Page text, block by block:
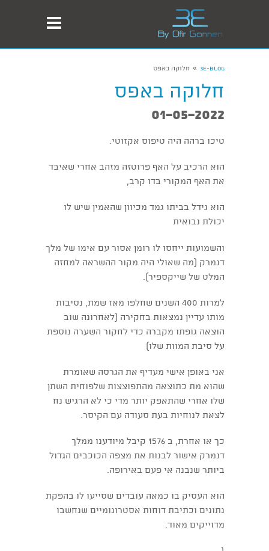
3E-Blog
» חלוקה באפס
חלוקה באפס
01-05-2022
טיכו ברהה היה טיפוס אקזוטי.
הוא הרכיב על האף פרוטזה מזהב אחרי שאיבד
את האף המקורי בדו קרב,
הוא גידל בביתו גמד מכיוון שהאמין שיש לו
יכולת נבואית
והשמועות ייחסו לו רומן אסור עם אימו של מלך
דנמרק (מה שאולי היה מקור ההשראה למחזה
המלט של שייקספיר).
למרות 400 השנים שחלפו מאז שמת, נסיבות
מותו עדיין נמצאות בחקירה (לאחרונה שוב
הוצאה גופתו מקברה כדי לחקור השערה נוספת
על סיבת המוות שלו)
אני באופן אישי מעדיף את הגרסה שאומרת
שהוא מת כתוצאה מהתפוצצות שלפוחית השתן
שלו אחרי שהתאפק יותר מדי כי לא הרגיש נח
לצאת לנוחיות בעת סעודה עם הקיסר.
כך או אחרת, ב 1576 קיבל מיודענו ממלך
דנמרק אישור לבנות את מצפה הכוכבים הגדול
ביותר שנבנה אי פעם באירופה.
הוא העסיק בו כמאה עובדים שסייעו לו בהפקת
נתונים וכתיבת דוחות אסטרונומיים שנחשבו
מדוייקים מאוד.